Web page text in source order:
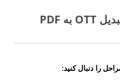
مراحل ساده برای تبدیل OTT به PDF
را دنبال کنید: